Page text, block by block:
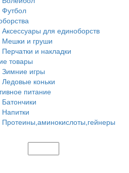
Футбол
Аксессуары для единоборств
Мешки и груши
Перчатки и накладки
товары
Зимние игры
Ледовые коньки
питание
Батончики
Напитки
Протеины,аминокислоты,гейнеры